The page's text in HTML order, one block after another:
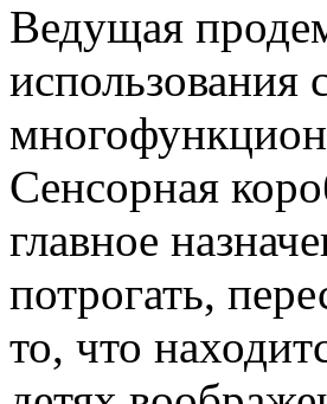
Ведущая
использования
Сенсорная
главное
потрогать,
то, что